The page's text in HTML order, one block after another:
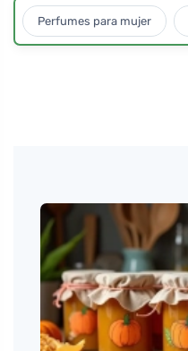
Perfumes para mujer